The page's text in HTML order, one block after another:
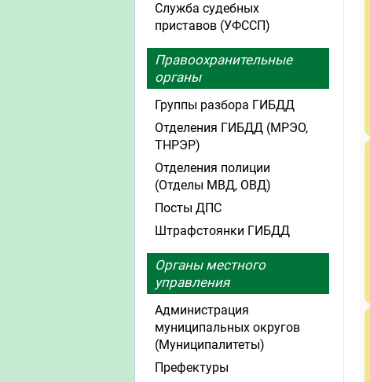
Служба судебных
приставов (УФССП)
Правоохранительные
органы
Группы разбора ГИБДД
Отделения ГИБДД (МРЭО,
ТНРЭР)
Отделения полиции
(Отделы МВД, ОВД)
Посты ДПС
Штрафстоянки ГИБДД
Органы местного
управления
Администрация
муниципальных округов
(Муниципалитеты)
Префектуры